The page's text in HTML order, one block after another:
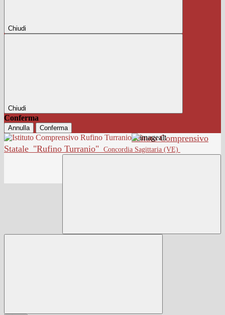
Chiudi
Chiudi
Conferma
Annulla Conferma
Istituto Comprensivo
Statale "Rufino Turranio" Concordia Sagittaria (VE)